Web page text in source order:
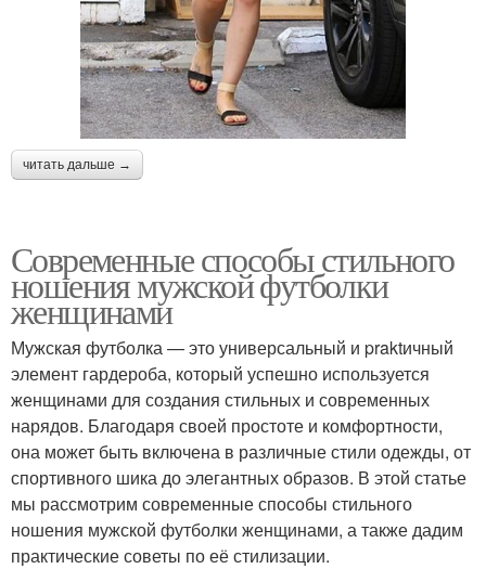
читать дальше →
Современные способы стильного
ношения мужской футболки
женщинами
Мужская футболка — это универсальный и praktичный
элемент гардероба, который успешно используется
женщинами для создания стильных и современных
нарядов. Благодаря своей простоте и комфортности,
она может быть включена в различные стили одежды, от
спортивного шика до элегантных образов. В этой статье
мы рассмотрим современные способы стильного
ношения мужской футболки женщинами, а также дадим
практические советы по её стилизации.